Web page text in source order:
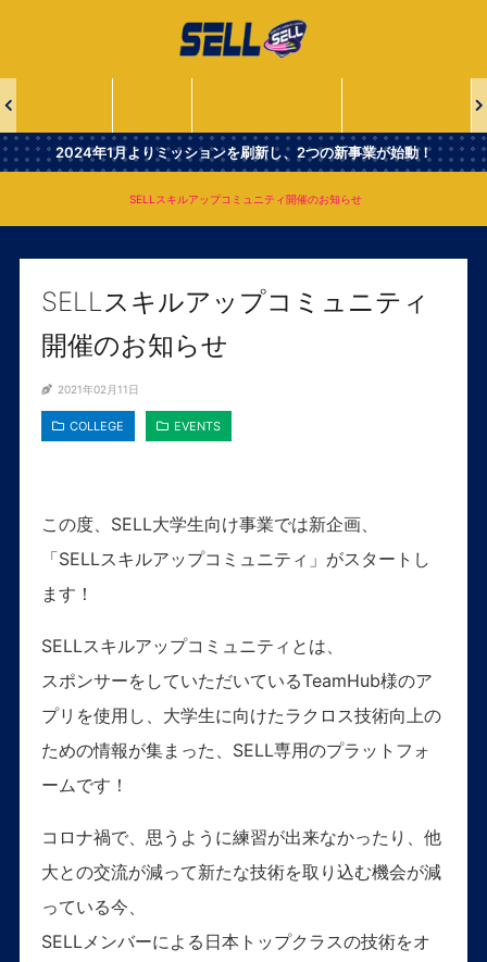
団
法
Second
Era
2024年1月よりミッションを刷新し、2つの新事業が始動！
SELLスキルアップコミュニティ開催のお知らせ
SELLスキルアップコミュニティ
開催のお知らせ
2021年02月11日
COLLEGE EVENTS
この度、SELL大学生向け事業では新企画、
「SELLスキルアップコミュニティ」がスタートし
ます！
SELLスキルアップコミュニティとは、
スポンサーをしていただいているTeamHub様のア
プリを使用し、大学生に向けたラクロス技術向上の
ための情報が集まった、SELL専用のプラットフォ
ームです！
コロナ禍で、思うように練習が出来なかったり、他
大との交流が減って新たな技術を取り込む機会が減
っている今、
SELLメンバーによる日本トップクラスの技術をオ